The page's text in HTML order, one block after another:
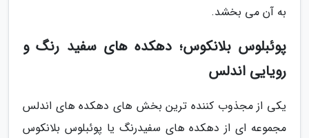
به آن می بخشد.
پوئبلوس بلانکوس؛ دهکده های سفید رنگ و
رویایی اندلس
یکی از مجذوب کننده ترین بخش های دهکده های اندلس
مجموعه ای از دهکده های سفیدرنگ یا پوئبلوس بلانکوس